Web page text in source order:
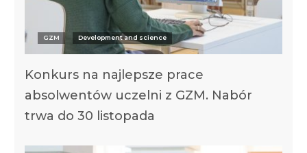
GZM Development and science
Konkurs na najlepsze prace
absolwentów uczelni z GZM. Nabór
trwa do 30 listopada